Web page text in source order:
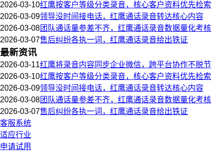
2026-03-10红鹰按客户等级分类录音，核心客户资料优先检索
2026-03-09领导没时间接电话，红鹰通话录音转达核心内容
2026-03-08团队通话量参差不齐，红鹰通话录音数据量化考核
2026-03-07售后纠纷各执一词，红鹰通话录音给出铁证
最新资讯
2026-03-11红鹰将录音内容同步企业微信，跨平台协作不脱节
2026-03-10红鹰按客户等级分类录音，核心客户资料优先检索
2026-03-09领导没时间接电话，红鹰通话录音转达核心内容
2026-03-08团队通话量参差不齐，红鹰通话录音数据量化考核
2026-03-07售后纠纷各执一词，红鹰通话录音给出铁证
客服系统
适应行业
申请试用